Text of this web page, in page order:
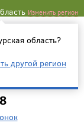
Изменить регион
область?
другой регион